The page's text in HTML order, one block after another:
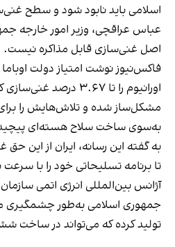
اسلامی باید نابود شود و سطح
عباس عراقچی، وزیر امور خارجه
اصل غنی‌سازی قابل مذاکره نیست.
فاکس‌نیوز نوشت امتیاز دولت اوباما
اورانیوم را تا ۳.۶۷
مشکل‌ساز شده و تلاش‌هایش را
به‌سوی ساخت سلاح هسته‌ای
به گفته این رسانه، ایران از این
تا برنامه تسلیحاتی خود را با سرعت
آژانس بین‌المللی انرژی اتمی
جمهوری اسلامی به‌طور چشمگیری
تولید کرده که می‌تواند در ساخت